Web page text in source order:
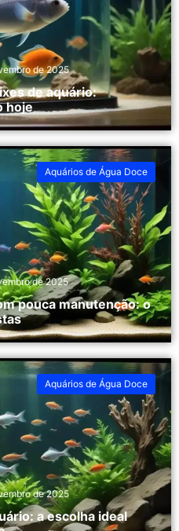
de 2025
de aquário:
hoje
de 2025
pouca manutenção: o
Aquários de Água Doce
de 2025
a escolha ideal
Aquários de Água Doce